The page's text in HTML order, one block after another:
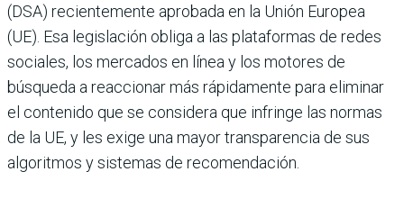
(DSA) recientemente aprobada en la Unión Europea
(UE). Esa legislación obliga a las plataformas de redes
sociales, los mercados en línea y los motores de
búsqueda a reaccionar más rápidamente para eliminar
el contenido que se considera que infringe las normas
de la UE, y les exige una mayor transparencia de sus
algoritmos y sistemas de recomendación.